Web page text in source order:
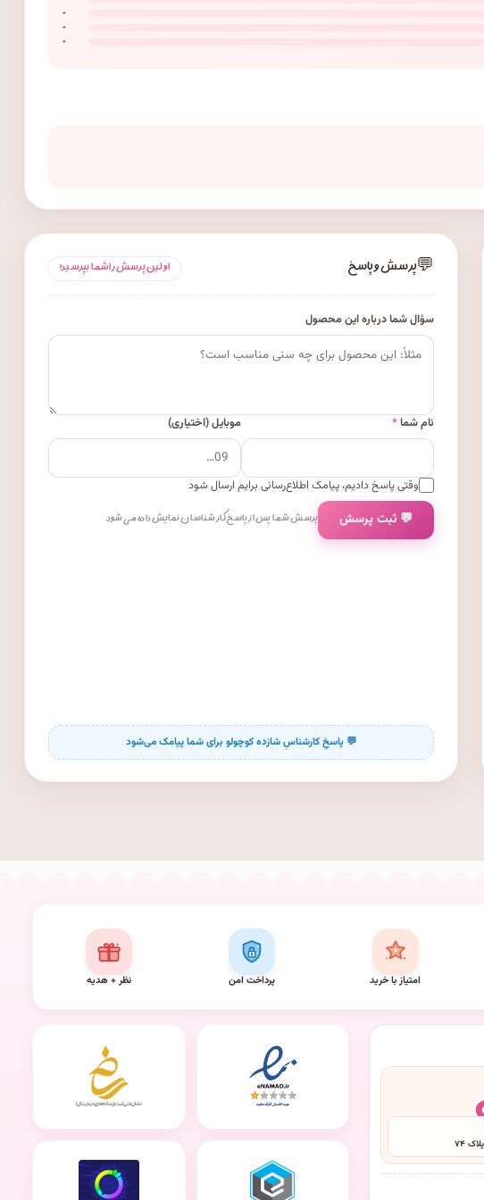
۰
۰
۰
💬پرسش و پاسخ اولین پرسش را شما بپرسید!
سؤال شما درباره این محصول
نام شما* موبایل (اختیاری)
وقتی پاسخ دادیم، پیامک اطلاع‌رسانی برایم ارسال شود
💬 ثبت پرسش پرسش شما پس از پاسخ کارشناسان نمایش داده می‌شود.
امتیاز با خرید پرداخت امن نظر + هدیه